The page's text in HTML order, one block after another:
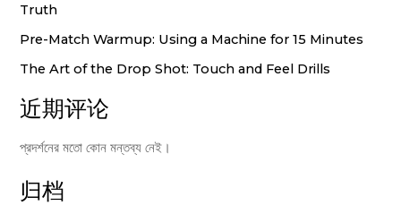
Truth
Pre-Match Warmup: Using a Machine for 15 Minutes
The Art of the Drop Shot: Touch and Feel Drills
近期评论
প্রদর্শনের মতো কোন মন্তব্য নেই।
归档